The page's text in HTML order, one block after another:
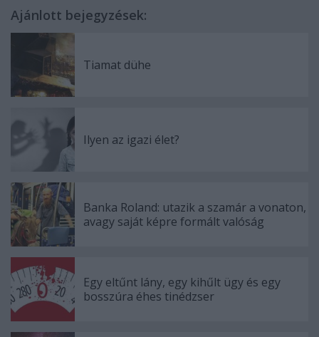
Ajánlott bejegyzések:
Tiamat dühe
Ilyen az igazi élet?
Banka Roland: utazik a szamár a vonaton,
avagy saját képre formált valóság
Egy eltűnt lány, egy kihűlt ügy és egy
bosszúra éhes tinédzser